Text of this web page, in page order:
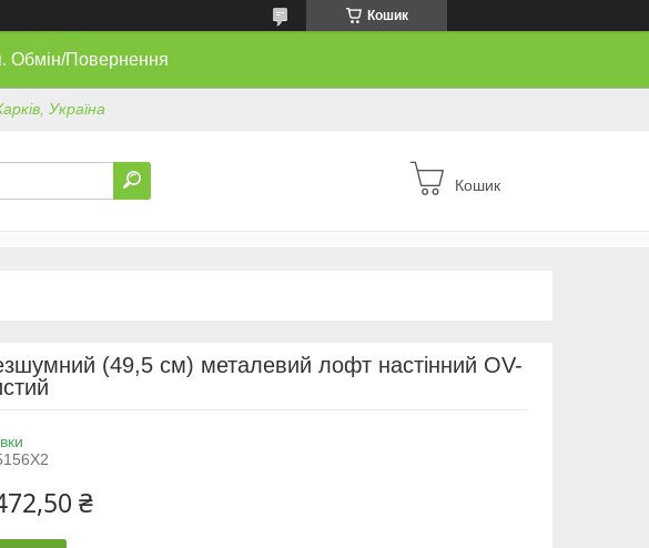
Кошик
Обмін/Повернення
Україна
Кошик
(49,5 см) металевий лофт настінний OV-
₴